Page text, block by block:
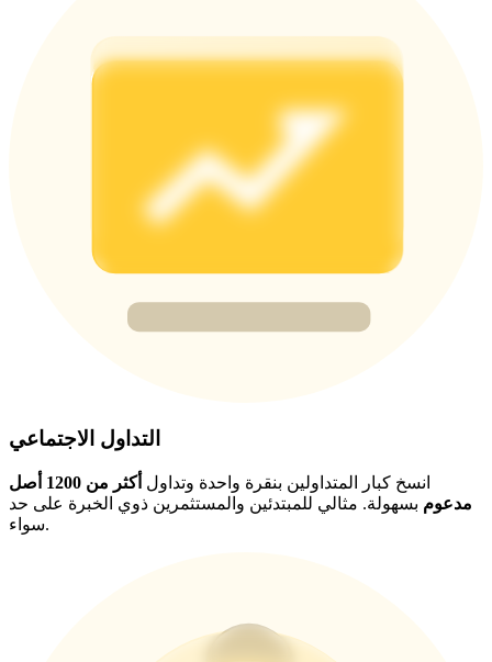
Deposit CASHCAT & Win
Exclusive for BitMart Users
Precious Metals Trading Carnival
Trade Gold & Silver · 33,333 USDT Bonus
USDT Flexible Staking | Daily Rewards
التداول الاجتماعي
انسخ كبار المتداولين بنقرة واحدة وتداول
أكثر من 1200 أصل
مدعوم بسهولة. مثالي للمبتدئين والمستثمرين ذوي الخبرة على حد
سواء.